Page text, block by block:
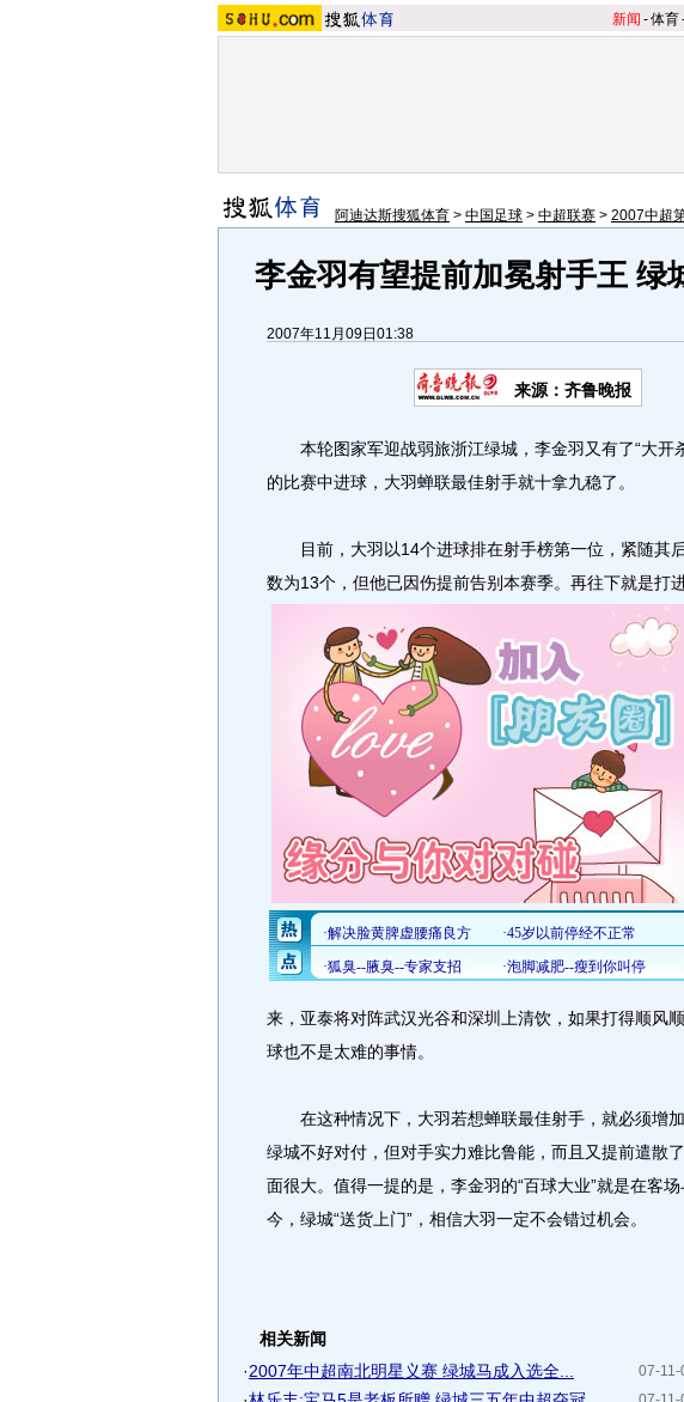
新闻 -体育
阿迪达斯搜狐体育 > 中国足球 > 中超联赛 > 2007中超
李金羽有望提前加冕射手王 绿
2007年11月09日01:38
来源：齐鲁晚报
本轮图家军迎战弱旅浙江绿城，李金羽又有了“大开
的比赛中进球，大羽蝉联最佳射手就十拿九稳了。
目前，大羽以14个进球排在射手榜第一位，紧随其
数为13个，但他已因伤提前告别本赛季。 再往下就是打
来，亚泰将对阵武汉光谷和深圳上清饮，如果打得顺风
球也不是太难的事情。
在这种情况下，大羽若想蝉联最佳射手，就必须增
绿城不好对付，但对手实力难比鲁能，而且又提前遣散
面很大。值得一提的是，李金羽的“百球大业”就是在客
今，绿城“送货上门”，相信大羽一定不会错过机会。
相关新闻
07-11-
·2007年中超南北明星义赛 绿城马成入选全...